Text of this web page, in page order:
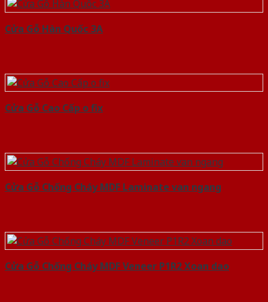
Cửa Gỗ Hàn Quốc 3A
Cửa Gỗ Cao Cấp o fix
Cửa Gỗ Chống Cháy MDF Laminate van ngang
Cửa Gỗ Chống Cháy MDF Veneer P1R2 Xoan dao